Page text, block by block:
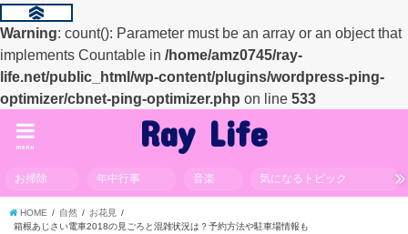
Warning: count(): Parameter must be an array or an object that
implements Countable in /home/amz0745/ray-
life.net/public_html/wp-content/plugins/wordpress-ping-
optimizer/cbnet-ping-optimizer.php on line 533
Ray Life
menu
お掃除 年中行事 音楽 気になるトピック
HOME 自然
お花見
箱根あじさい電車2018の見ごろと混雑状況は？予約方法や駐車場情報も